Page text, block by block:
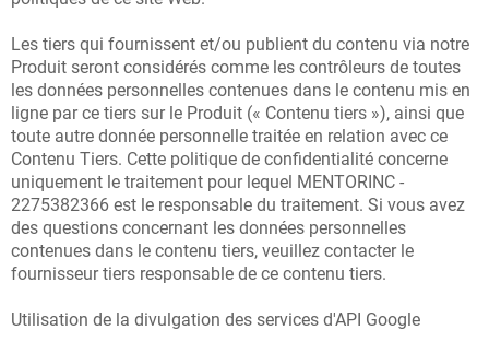
Les tiers qui fournissent et/ou publient du contenu via notre
Produit seront considérés comme les contrôleurs de toutes
les données personnelles contenues dans le contenu mis en
ligne par ce tiers sur le Produit (« Contenu tiers »), ainsi que
toute autre donnée personnelle traitée en relation avec ce
Contenu Tiers. Cette politique de confidentialité concerne
uniquement le traitement pour lequel MENTORINC -
2275382366 est le responsable du traitement. Si vous avez
des questions concernant les données personnelles
contenues dans le contenu tiers, veuillez contacter le
fournisseur tiers responsable de ce contenu tiers.
Utilisation de la divulgation des services d'API Google